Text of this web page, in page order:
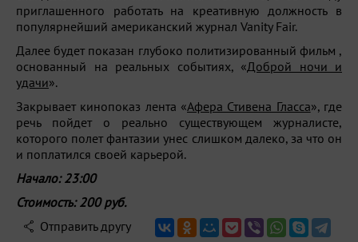
приглашенного работать на креативную должность в
популярнейший американский журнал Vanity Fair.
Далее будет показан глубоко политизированный фильм ,
основанный на реальных событиях, «Доброй ночи и
удачи».
Закрывает кинопоказ лента «Афера Стивена Гласса», где
речь пойдет о реально существующем журналисте,
которого полет фантазии унес слишком далеко, за что он
и поплатился своей карьерой.
Начало: 23:00
Стоимость: 200 руб.
Отправить другу